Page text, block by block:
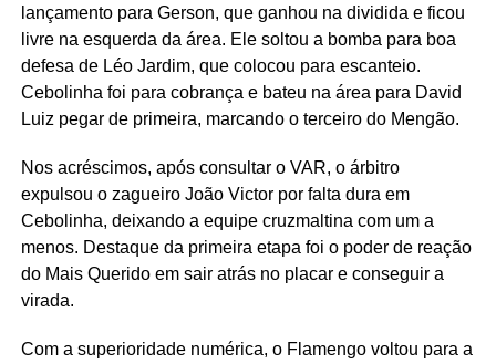
lançamento para Gerson, que ganhou na dividida e ficou
livre na esquerda da área. Ele soltou a bomba para boa
defesa de Léo Jardim, que colocou para escanteio.
Cebolinha foi para cobrança e bateu na área para David
Luiz pegar de primeira, marcando o terceiro do Mengão.
Nos acréscimos, após consultar o VAR, o árbitro
expulsou o zagueiro João Victor por falta dura em
Cebolinha, deixando a equipe cruzmaltina com um a
menos. Destaque da primeira etapa foi o poder de reação
do Mais Querido em sair atrás no placar e conseguir a
virada.
Com a superioridade numérica, o Flamengo voltou para a